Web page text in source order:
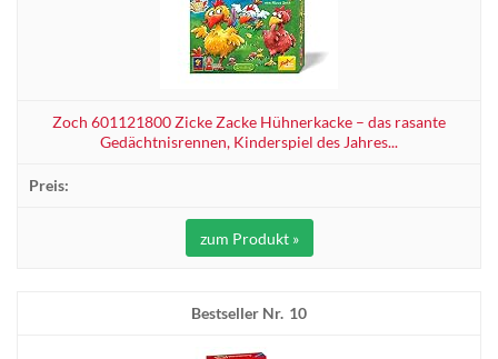
Zoch 601121800 Zicke Zacke Hühnerkacke – das rasante
Gedächtnisrennen, Kinderspiel des Jahres...
zum Produkt »
10